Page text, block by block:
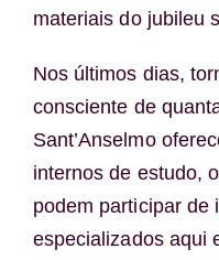
materiais do jubileu
Nos últimos dias,
consciente de
Sant’Anselmo
internos de estudo,
podem participar de
especializados aqui